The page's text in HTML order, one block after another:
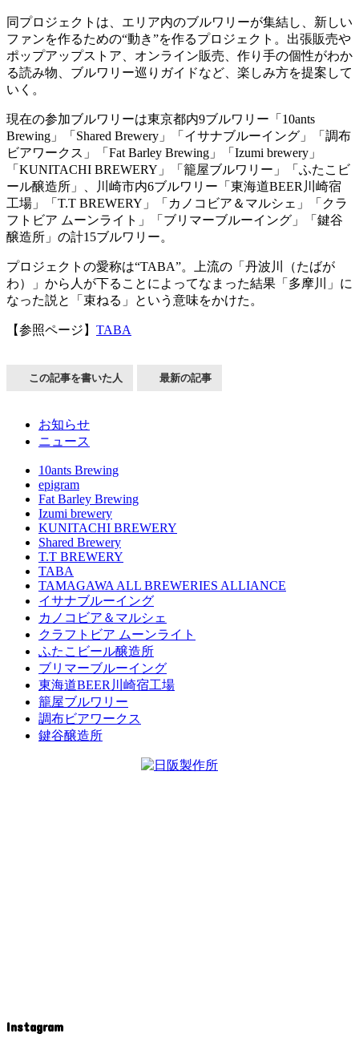
同プロジェクトは、エリア内のブルワリーが集結し、新しい
ファンを作るための“動き”を作るプロジェクト。出張販売や
ポップアップストア、オンライン販売、作り手の個性がわか
る読み物、ブルワリー巡りガイドなど、楽しみ方を提案して
いく。
現在の参加ブルワリーは東京都内9ブルワリー「10ants
Brewing」「Shared Brewery」「イサナブルーイング」「調布
ビアワークス」「Fat Barley Brewing」「Izumi brewery」
「KUNITACHI BREWERY」「籠屋ブルワリー」「ふたこビ
ール醸造所」、川崎市内6ブルワリー「東海道BEER川崎宿
工場」「T.T BREWERY」「カノコビア＆マルシェ」「クラ
フトビア ムーンライト」「ブリマーブルーイング」「鍵谷
醸造所」の計15ブルワリー。
プロジェクトの愛称は“TABA”。上流の「丹波川（たばが
わ）」から人が下ることによってなまった結果「多摩川」に
なった説と「束ねる」という意味をかけた。
【参照ページ】 TABA
この記事を書いた人 最新の記事
お知らせ
ニュース
10ants Brewing
epigram
Fat Barley Brewing
Izumi brewery
KUNITACHI BREWERY
Shared Brewery
T.T BREWERY
TABA
TAMAGAWA ALL BREWERIES ALLIANCE
イサナブルーイング
カノコビア＆マルシェ
クラフトビア ムーンライト
ふたこビール醸造所
ブリマーブルーイング
東海道BEER川崎宿工場
籠屋ブルワリー
調布ビアワークス
鍵谷醸造所
Instagram